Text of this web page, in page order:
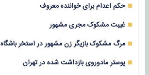
حکم اعدام برای خواننده معروف
غیبت مشکوک مجری مشهور
مرگ مشکوک بازیگر زن مشهور در استخر باشگاه
پوستر مادوروی بازداشت شده در تهران